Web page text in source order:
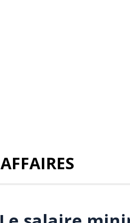
AFFAIRES